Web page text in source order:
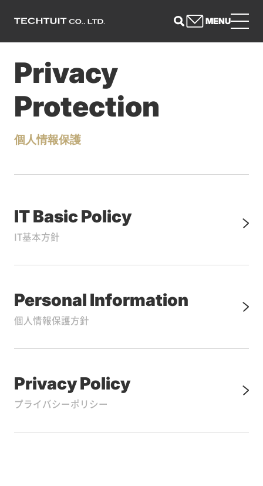
MENU
Privacy
Protection
個人情報保護
IT Basic Policy
IT基本方針
Personal Information
個人情報保護方針
Privacy Policy
プライバシーポリシー